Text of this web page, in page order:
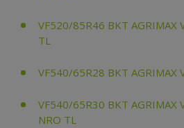
VF520/85R46 BKT AGRIMAX
TL
VF540/65R28 BKT AGRIMAX
VF540/65R30 BKT AGRIMAX
NRO TL